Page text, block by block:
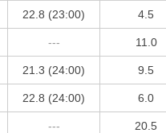
22.8 (23:00) 4.5
--- 11.0
21.3 (24:00) 9.5
22.8 (24:00) 6.0
--- 20.5